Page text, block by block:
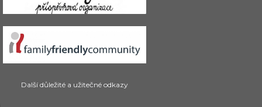
Další důležité a užitečné odkazy